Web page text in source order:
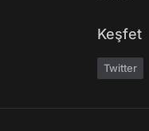
Keşfet
Twitter